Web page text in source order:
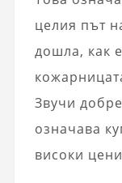
целия път
дошла, как
Звучи
означава
високи